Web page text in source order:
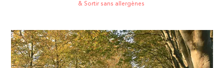
& Sortir sans allergènes